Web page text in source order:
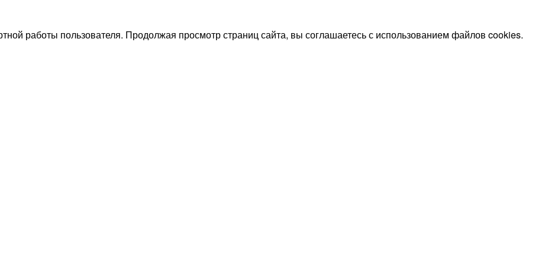
работы пользователя. Продолжая просмотр страниц сайта, вы соглашаетесь с использованием файлов cookies.